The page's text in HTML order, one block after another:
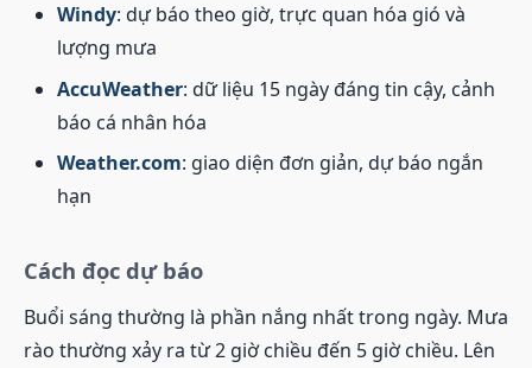
Windy: dự báo theo giờ, trực quan hóa gió và
lượng mưa
AccuWeather: dữ liệu 15 ngày đáng tin cậy, cảnh
báo cá nhân hóa
Weather.com: giao diện đơn giản, dự báo ngắn
hạn
Cách đọc dự báo
Buổi sáng thường là phần nắng nhất trong ngày. Mưa
rào thường xảy ra từ 2 giờ chiều đến 5 giờ chiều. Lên